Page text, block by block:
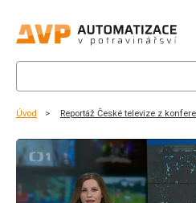
Úvod Reportáž České televize z